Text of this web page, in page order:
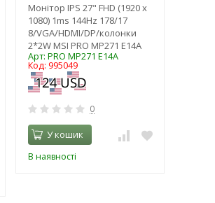
Монітор IPS 27" FHD (1920 x
1080) 1ms 144Hz 178/17
8/VGA/HDMI/DP/колонки
2*2W MSI PRO MP271 E14A
Арт: PRO MP271 E14A
Код: 995049
0
У кошик
В наявності